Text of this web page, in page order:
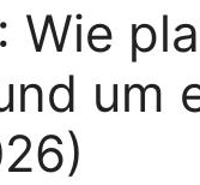
Wie
um